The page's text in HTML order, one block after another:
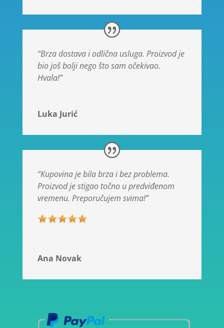
“Brza dostava i odlična usluga. Proizvod je
bio još bolji nego što sam očekivao.
Hvala!”
Luka Jurić
“Kupovina je bila brza i bez problema.
Proizvod je stigao točno u predviđenom
vremenu. Preporučujem svima!”
Ana Novak